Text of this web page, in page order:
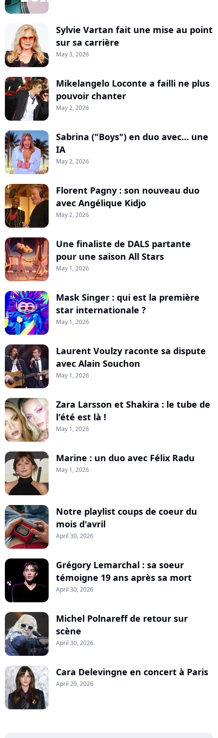
Sylvie Vartan fait une mise au point
sur sa carrière
May 3, 2026
Mikelangelo Loconte a failli ne plus
pouvoir chanter
May 2, 2026
Sabrina ("Boys") en duo avec... une
IA
May 2, 2026
Florent Pagny : son nouveau duo
avec Angélique Kidjo
May 2, 2026
Une finaliste de DALS partante
pour une saison All Stars
May 1, 2026
Mask Singer : qui est la première
star internationale ?
May 1, 2026
Laurent Voulzy raconte sa dispute
avec Alain Souchon
May 1, 2026
Zara Larsson et Shakira : le tube de
l'été est là !
May 1, 2026
Marine : un duo avec Félix Radu
May 1, 2026
Notre playlist coups de coeur du
mois d'avril
April 30, 2026
Grégory Lemarchal : sa soeur
témoigne 19 ans après sa mort
April 30, 2026
Michel Polnareff de retour sur
scène
April 30, 2026
Cara Delevingne en concert à Paris
April 29, 2026